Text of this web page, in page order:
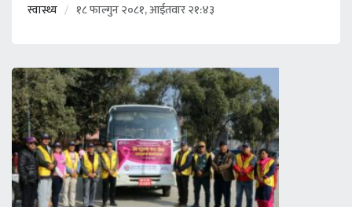
स्वास्थ्य १८ फाल्गुन २०८१, आईतवार २१:४३